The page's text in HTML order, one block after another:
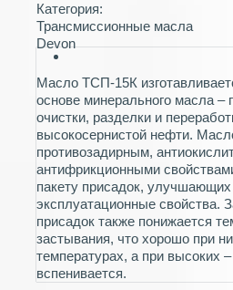
Категория:
Трансмиссионные масла
Devon
Масло ТСП-15К
основе минерального масла –
очистки, разделки и
высокосернистой нефти.
противозадирным,
антифрикционными
пакету присадок, улучшающих
эксплуатационные свойства.
присадок также понижается
застывания, что хорошо при
температурах, а при высоких
вспенивается.